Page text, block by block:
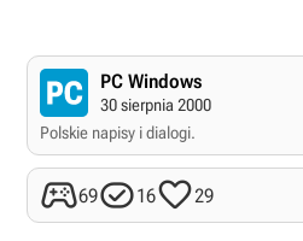
PC Windows
30 sierpnia 2000
Polskie napisy i dialogi.
691629